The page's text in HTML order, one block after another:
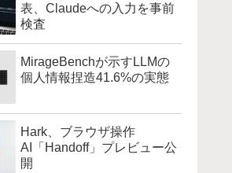
表、Claudeへの入力を事前
検査
MirageBenchが示すLLMの
個人情報捏造41.6%の実態
Hark、ブラウザ操作
AI「Handoff」プレビュー公
開